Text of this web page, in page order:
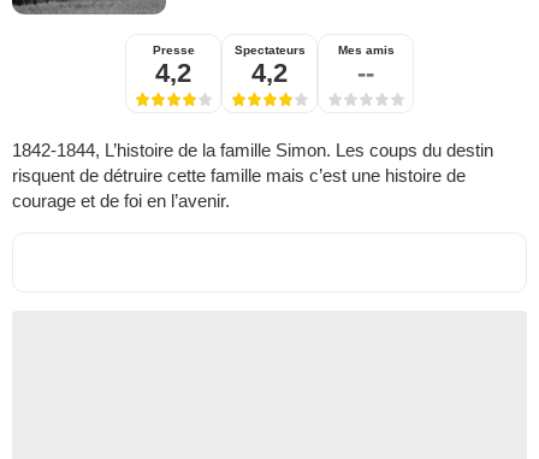
Presse
4,2
Spectateurs
4,2
Mes amis
--
1842-1844, L’histoire de la famille Simon. Les coups du destin
risquent de détruire cette famille mais c’est une histoire de
courage et de foi en l’avenir.